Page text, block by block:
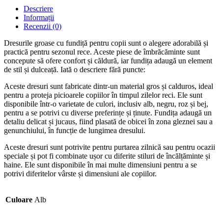
Descriere
Informații
Recenzii (0)
Dresurile groase cu fundiță pentru copii sunt o alegere adorabilă și
practică pentru sezonul rece. Aceste piese de îmbrăcăminte sunt
concepute să ofere confort și căldură, iar fundița adaugă un element
de stil și dulceață. Iată o descriere fără puncte:
Aceste dresuri sunt fabricate dintr-un material gros și calduros, ideal
pentru a proteja picioarele copiilor în timpul zilelor reci. Ele sunt
disponibile într-o varietate de culori, inclusiv alb, negru, roz și bej,
pentru a se potrivi cu diverse preferințe și ținute. Fundița adaugă un
detaliu delicat și jucaus, fiind plasată de obicei în zona gleznei sau a
genunchiului, în funcție de lungimea dresului.
Aceste dresuri sunt potrivite pentru purtarea zilnică sau pentru ocazii
speciale și pot fi combinate ușor cu diferite stiluri de încălțăminte și
haine. Ele sunt disponibile în mai multe dimensiuni pentru a se
potrivi diferitelor vârste și dimensiuni ale copiilor.
Culoare Alb